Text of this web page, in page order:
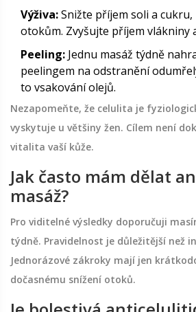
Výživa:Snižte příjem soli a
otokům. Zvyšujte příjem vlákniny
Peeling: Jednu masáž týdně
peelingem na odstranění
to vsakování olejů.
Nezapomeňte, že celulita je
vyskytuje u většiny žen. Cílem není
vitalita vaší kůže.
Jak často mám dělat
masáž?
Pro viditelné výsledky doporučuji
týdně. Pravidelnost je důležitější než
Jednorázové zákroky mají jen
dočasnému snížení otoků.